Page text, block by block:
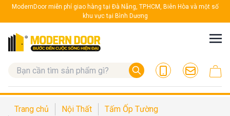
ModernDoor miễn phí giao hàng tại Đà Nẵng, TP.HCM, Biên Hòa và một số
khu vực tại Bình Dương
Trang chủ Nội Thất
Tấm Ốp Tường